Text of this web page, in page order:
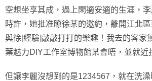
空想坐享其成，過上閑適安適的生涯，
時許，她批准瞭徐某的邀約，離開江北
與徐[經驗]敲敲打打的樂趣！我去的客家
葉魅力DIY工作室博物館某會晤，並就近
但讓李麗沒想到的是1234567，就在洗